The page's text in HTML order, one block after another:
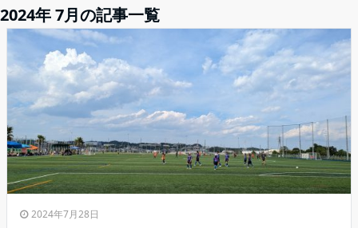
2024年 7月の記事一覧
2024年7月28日